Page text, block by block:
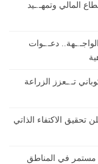
للقطاع المالي وتمهـ.ـيد
دعـ.ـوات
تـ.ـعزز الزراعة
عاماً.. سوريا تعلن تحقيق الاكتفاء الذاتي
مستمر في المناطق